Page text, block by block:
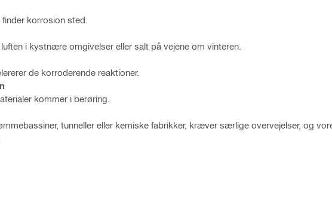
korrosion sted.
i kystnære omgivelser eller salt på vejene om vinteren.
de korroderende reaktioner.
kommer i berøring.
tunneller eller kemiske fabrikker, kræver særlige overvejelser, og